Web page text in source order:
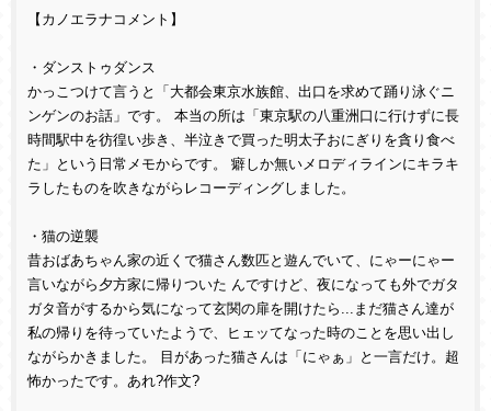
【カノエラナコメント】
・ ダンストゥダンス
かっこつけて言うと「大都会東京水族館、出口を求めて踊り泳ぐニ
ンゲンのお話」です。 本当の所は「東京駅の八重洲口に行けずに長
時間駅中を彷徨い歩き、半泣きで買った明太子おにぎりを貪り食べ
た」という日常メモからです。 癖しか無いメロディラインにキラキ
ラしたものを吹きながらレコーディングしました。
・猫の逆襲
昔おばあちゃん家の近くで猫さん数匹と遊んでいて、にゃーにゃー
言いながら夕方家に帰りついた んですけど、夜になっても外でガタ
ガタ音がするから気になって玄関の扉を開けたら...まだ猫さん達が
私の帰りを待っていたようで、ヒェッてなった時のことを思い出し
ながらかきました。 目があった猫さんは「にゃぁ」と一言だけ。超
怖かったです。あれ?作文?